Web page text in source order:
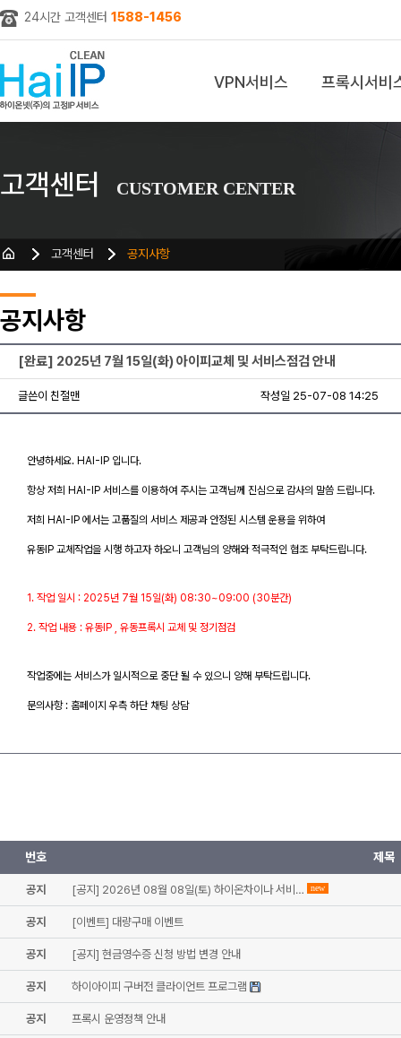
24시간 고객센터 1588-1456
VPN서비스 프록시서비
고객센터 CUSTOMER CENTER
고객센터 공지사항
공지사항
[완료] 2025년 7월 15일(화) 아이피교체 및 서비스점검 안내
글쓴이 친절맨 작성일 25-07-08 14:25
안녕하세요. HAI-IP 입니다.
항상 저희 HAI-IP 서비스를 이용하여 주시는 고객님께 진심으로 감사의 말씀 드립니다.
저희 HAI-IP 에서는 고품질의 서비스 제공과 안정된 시스템 운용을 위하여
유동IP 교체작업을 시행 하고자 하오니 고객님의 양해와 적극적인 협조 부탁드립니다.
1. 작업 일시 : 2025년 7월 15일(화) 08:30~09:00 (30분간)
2. 작업 내용 : 유동IP , 유동프록시 교체 및 정기점검
작업중에는 서비스가 일시적으로 중단 될 수 있으니 양해 부탁드립니다.
문의사항 : 홈페이지 우측 하단 채팅 상담
번호 제목
공지 [공지] 2026년 08월 08일(토) 하이온차이나 서비… new
공지 [이벤트] 대량구매 이벤트
공지 [공지] 현금영수증 신청 방법 변경 안내
공지 하이아이피 구버전 클라이언트 프로그램
공지 프록시 운영정책 안내